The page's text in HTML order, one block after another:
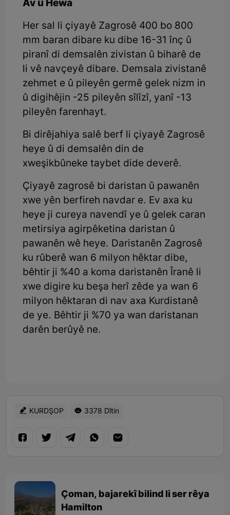
Av û Hewa
Her sal li çiyayê Zagrosê 400 bo 800
mm baran dibare ku dibe 16-31 înç û
piranî di demsalên zivistan û biharê de
li vê navçeyê dibare. Demsala zivistanê
zehmet e û pileyên germê gelek nizm in
û digihêjin -25 pileyên sîlîzî, yanî -13
pileyên farenhayt.
Bi dirêjahiya salê berf li çiyayê Zagrosê
heye û di demsalên din de
xweşikbûneke taybet dide deverê.
Çiyayê zagrosê bi daristan û pawanên
xwe yên berfireh navdar e. Ev axa ku
heye ji cureya navendî ye û gelek caran
metirsiya agirpêketina daristan û
pawanên wê heye. Daristanên Zagrosê
ku rûberê wan 6 milyon hêktar dibe,
bêhtir ji %40 a koma daristanên Îranê li
xwe digire ku beşa herî zêde ya wan 6
milyon hêktaran di nav axa Kurdistanê
de ye. Bêhtir ji %70 ya wan daristanan
darên berûyê ne.
KURDŞOP 3378 Dîtin
Çoman, bajarekî bilind li ser rêya
Hamilton